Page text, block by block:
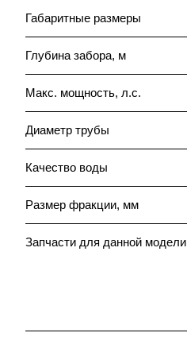
Габаритные размеры
Глубина забора, м
Макс. мощность, л.с.
Диаметр трубы
Качество воды
Размер фракции, мм
Запчасти для данной модели